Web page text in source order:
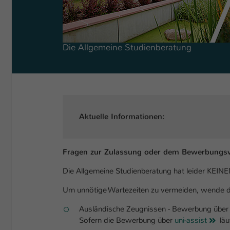
Die Allgemeine Studienberatung
Aktuelle Informationen:
Fragen zur Zulassung oder dem
Die Allgemeine Studienberatung hat leider
Um unnötige Wartezeiten zu vermeiden, wende
Ausländische Zeugnissen - Bewerbung
Sofern die Bewerbung über uni-assist